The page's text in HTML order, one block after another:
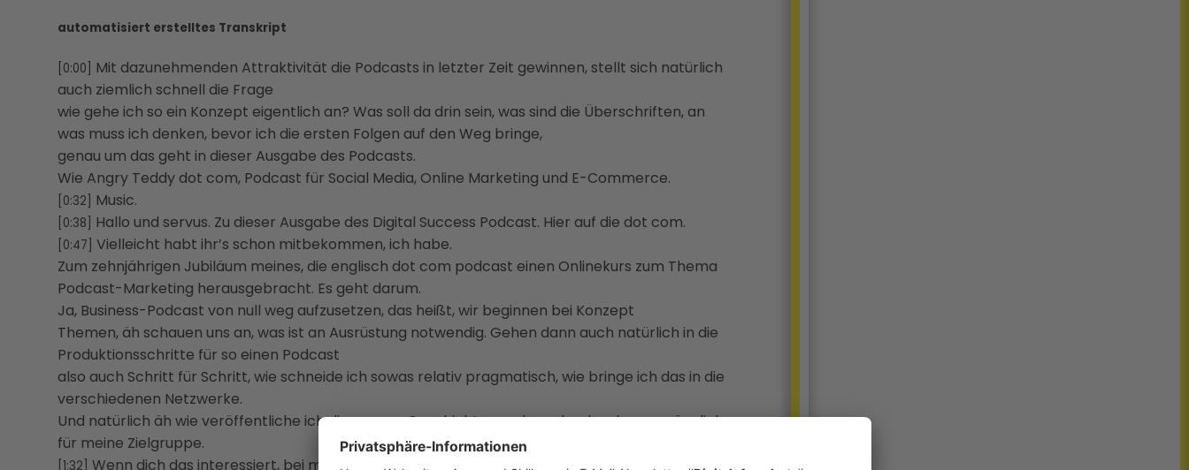
automatisiert erstelltes Transkript
[0:00]
Mit dazunehmenden Attraktivität die Podcasts in letzter Zeit gewinnen, stellt sich natürlich
auch ziemlich schnell die Frage
wie gehe ich so ein Konzept eigentlich an? Was soll da drin sein, was sind die Überschriften, an
was muss ich denken, bevor ich die ersten Folgen auf den Weg bringe,
genau um das geht in dieser Ausgabe des Podcasts.
Wie Angry Teddy dot com, Podcast für Social Media, Online Marketing und E-Commerce.
[0:32] Music.
[0:38] Hallo und servus. Zu dieser Ausgabe des Digital Success Podcast. Hier auf die dot com.
[0:47] Vielleicht habt ihr’s schon mitbekommen, ich habe.
Zum zehnjährigen Jubiläum meines, die englisch dot com podcast einen Onlinekurs zum Thema
Podcast-Marketing herausgebracht. Es geht darum.
Ja, Business-Podcast von null weg aufzusetzen, das heißt, wir beginnen bei Konzept
Themen, äh schauen uns an, was ist an Ausrüstung notwendig. Gehen dann auch natürlich in die
Produktionsschritte für so einen Podcast
also auch Schritt für Schritt, wie schneide ich sowas relativ pragmatisch, wie bringe ich das in die
verschiedenen Netzwerke.
Und natürlich äh wie veröffentliche ich die ganzen Geschichten und mache das dann zugänglich
für meine Zielgruppe.
[1:32] Wenn dich das interessiert, bei mir auf der Webseite gibt’s den Link zum Potstart Onlinekurs